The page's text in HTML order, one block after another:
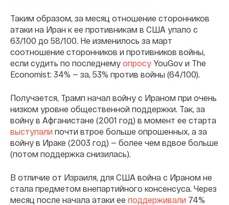
Таким образом, за месяц отношение сторонников
атаки на Иран к ее противникам в США упало с
63/100 до 58/100. Не изменилось за март
соотношение сторонников и противников войны,
если судить по последнему опросу YouGov и The
Economist: 34% — за, 53% против войны (64/100).
Получается, Трамп начал войну с Ираном при очень
низком уровне общественной поддержки. Так, за
войну в Афганистане (2001 год) в момент ее старта
выступали почти втрое больше опрошенных, а за
войну в Ираке (2003 год) — более чем вдвое больше
(потом поддержка снизилась).
В отличие от Израиля, для США война с Ираном не
стала предметом внепартийного консенсуса. Через
месяц после начала атаки ее поддерживали 74%